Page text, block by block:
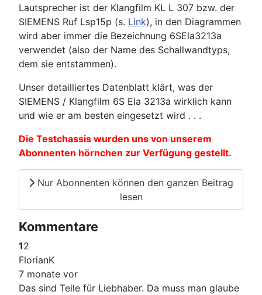
Lautsprecher ist der Klangfilm KL L 307 bzw. der
SIEMENS Ruf Lsp15p (s. Link), in den Diagrammen
wird aber immer die Bezeichnung 6SEla3213a
verwendet (also der Name des Schallwandtyps,
dem sie entstammen).
Unser detailliertes Datenblatt klärt, was der
SIEMENS / Klangfilm 6S Ela 3213a wirklich kann
und wie er am besten eingesetzt wird . . .
Die Testchassis wurden uns von unserem
Abonnenten hörnchen zur Verfügung gestellt.
Nur Abonnenten können den ganzen Beitrag
lesen
Kommentare
12
FlorianK
7 monate vor
Das sind Teile für Liebhaber. Da muss man glaube